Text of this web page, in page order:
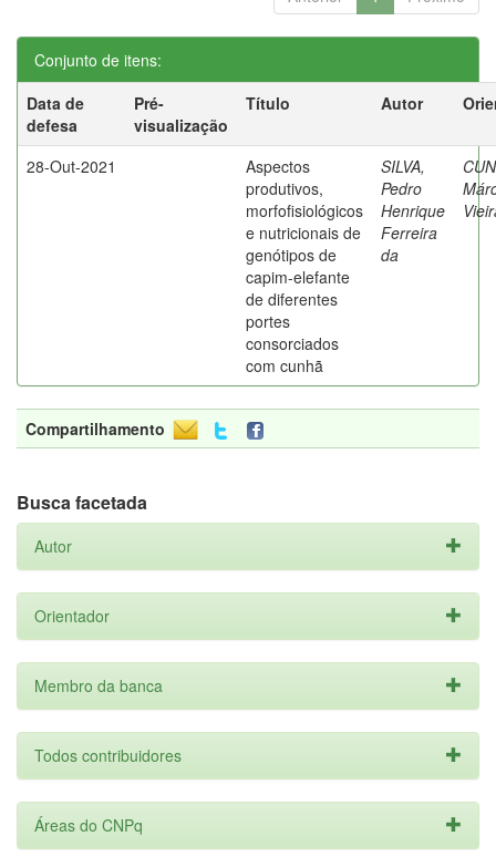
Conjunto de itens:
Data de
defesa
Pré-
visualização
Título Autor
28-Out-2021
Aspectos
produtivos,
morfofisiológicos
e nutricionais de
genótipos de
capim-elefante
de diferentes
portes
consorciados
com cunhã
SILVA,
Pedro
Henrique
Ferreira
da
Compartilhamento
Busca facetada
Autor
Orientador
Membro da banca
Todos contribuidores
Áreas do CNPq